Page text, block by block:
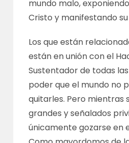
mundo malo,
Cristo y manifestando
Los que están
están en unión con el
Sustentador de todas
poder que el mundo no
quitarles. Pero mientras
grandes y señalados
únicamente gozarse en